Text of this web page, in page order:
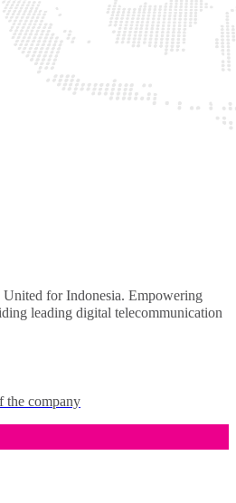
for Indonesia. Empowering
leading digital telecommunication
the company